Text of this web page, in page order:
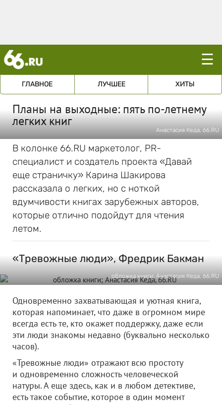
☰
ГЛАВНОЕ ЛУЧШЕЕ ХИТЫ
Планы на выходные: пять по-летнему
легких книг
Анастасия Кеда, 66.RU
В колонке 66.RU маркетолог, PR-
специалист и создатель проекта «Давай
еще страничку» Карина Шакирова
рассказала о легких, но с ноткой
вдумчивости книгах зарубежных авторов,
которые отлично подойдут для чтения
летом.
«Тревожные люди», Фредрик Бакман
обложка книги; Анастасия Кеда, 66.RU
Одновременно захватывающая и уютная книга,
которая напоминает, что даже в огромном мире
всегда есть те, кто окажет поддержку, даже если
эти люди знакомы недавно (буквально несколько
часов).
«Тревожные люди» отражают всю простоту
и одновременно сложность человеческой
натуры. А еще здесь, как и в любом детективе,
есть такое событие, которое в один момент